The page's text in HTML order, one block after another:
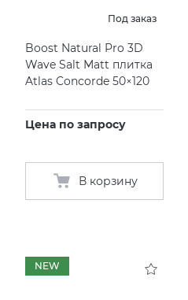
Под заказ
Boost Natural Pro 3D
Wave Salt Matt плитка
Atlas Concorde 50×120
Цена по запросу
В корзину
NEW